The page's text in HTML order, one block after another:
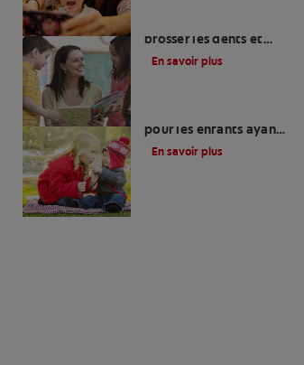
brosser les dents et
autres conseils pour les
tout-petits
En savoir plus
pour les enfants ayant
des caries
En savoir plus